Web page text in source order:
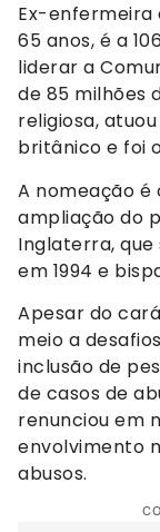
Ex-enfermeira
65 anos, é a
liderar a
de 85 milhões
religiosa,
britânico e foi
A nomeação é
ampliação do
Inglaterra,
em 1994 e
Apesar do
meio a
inclusão de
de casos de
renunciou em
envolvimento
abusos.